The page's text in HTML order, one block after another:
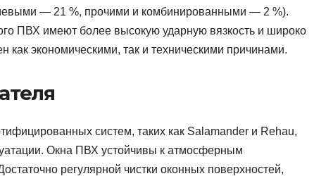
— 21 %, прочими и комбинированными — 2 %).
ПВХ имеют более высокую ударную вязкость и широко
экономическими, так и техническими причинами.
систем, таких как Salamander и Rehau,
Окна ПВХ устойчивы к атмосферным
регулярной чистки оконных поверхностей,